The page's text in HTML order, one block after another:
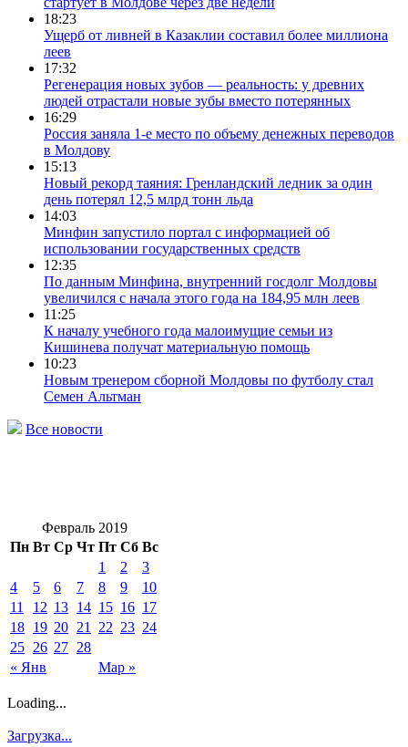
18:23
Ущерб от ливней в Казаклии составил более миллиона
леев
17:32
Регенерация новых зубов — реальность: у древних
людей отрастали новые зубы вместо потерянных
16:29
Россия заняла 1-е место по объему денежных переводов
в Молдову
15:13
Новый рекорд таяния: Гренландский ледник за один
день потерял 12,5 млрд тонн льда
14:03
Минфин запустило портал с информацией об
использовании государственных средств
12:35
По данным Минфина, внутренний госдолг Молдовы
увеличился с начала этого года на 184,95 млн леев
11:25
К началу учебного года малоимущие семьи из
Кишинева получат материальную помощь
10:23
Новым тренером сборной Молдовы по футболу стал
Семен Альтман
Все новости
Февраль 2019
Пн Вт Ср Чт Пт Сб Вс
« Янв Мар »
1 2
3
4
5 6 7 8 9
10
11
12 13 14 15 16 17
18 19 20 21 22 23 24
25 26 27 28
Loading...
Загрузка...